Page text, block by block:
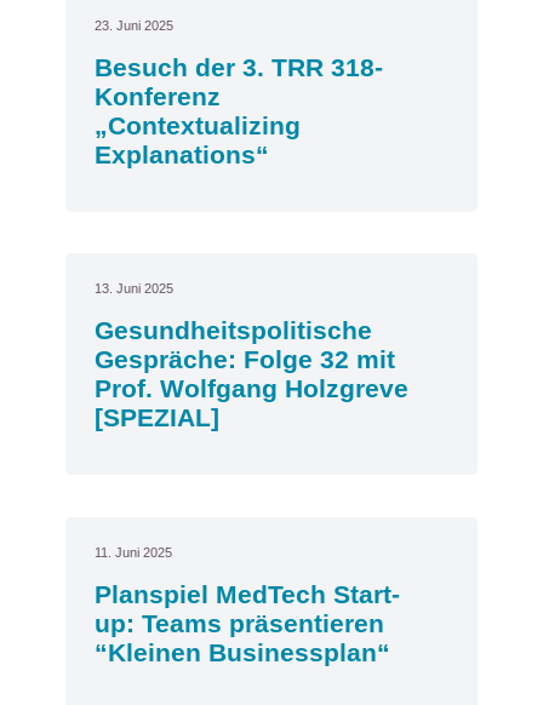
23. Juni 2025
Besuch der 3. TRR 318-
Konferenz
„Contextualizing
Explanations“
13. Juni 2025
Gesundheitspolitische
Gespräche: Folge 32 mit
Prof. Wolfgang Holzgreve
[SPEZIAL]
11. Juni 2025
Planspiel MedTech Start-
up: Teams präsentieren
“Kleinen Businessplan“